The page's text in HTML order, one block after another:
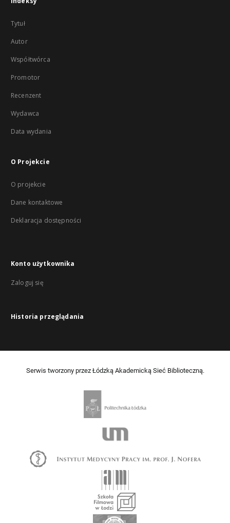
Tytuł
Autor
Współtwórca
Promotor
Recenzent
Wydawca
Data wydania
O Projekcie
O projekcie
Dane kontaktowe
Deklaracja dostępności
Konto użytkownika
Zaloguj się
Historia przeglądania
Serwis tworzony przez Łódzką Akademicką Sieć Biblioteczną.